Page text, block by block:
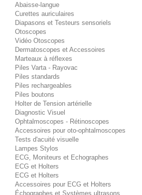
Abaisse-langue
Curettes auriculaires
Diapasons et Testeurs sensoriels
Otoscopes
Vidéo Otoscopes
Dermatoscopes et Accessoires
Marteaux à réflexes
Piles Varta - Rayovac
Piles standards
Piles rechargeables
Piles boutons
Holter de Tension artérielle
Diagnostic Visuel
Ophtalmoscopes - Rétinoscopes
Accessoires pour oto-ophtalmoscopes
Tests d'acuité visuelle
Lampes Stylos
ECG, Moniteurs et Echographes
ECG et Holters
ECG et Holters
Accessoires pour ECG et Holters
Échographes et Systèmes ultrasons